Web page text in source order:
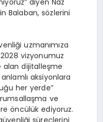
Balaban, sözlerini
uzmanımıza
vizyonumuz
alan dijitalleşme
aksiyonlara
her yerde”
ve
öncülük ediyoruz.
süreçlerini